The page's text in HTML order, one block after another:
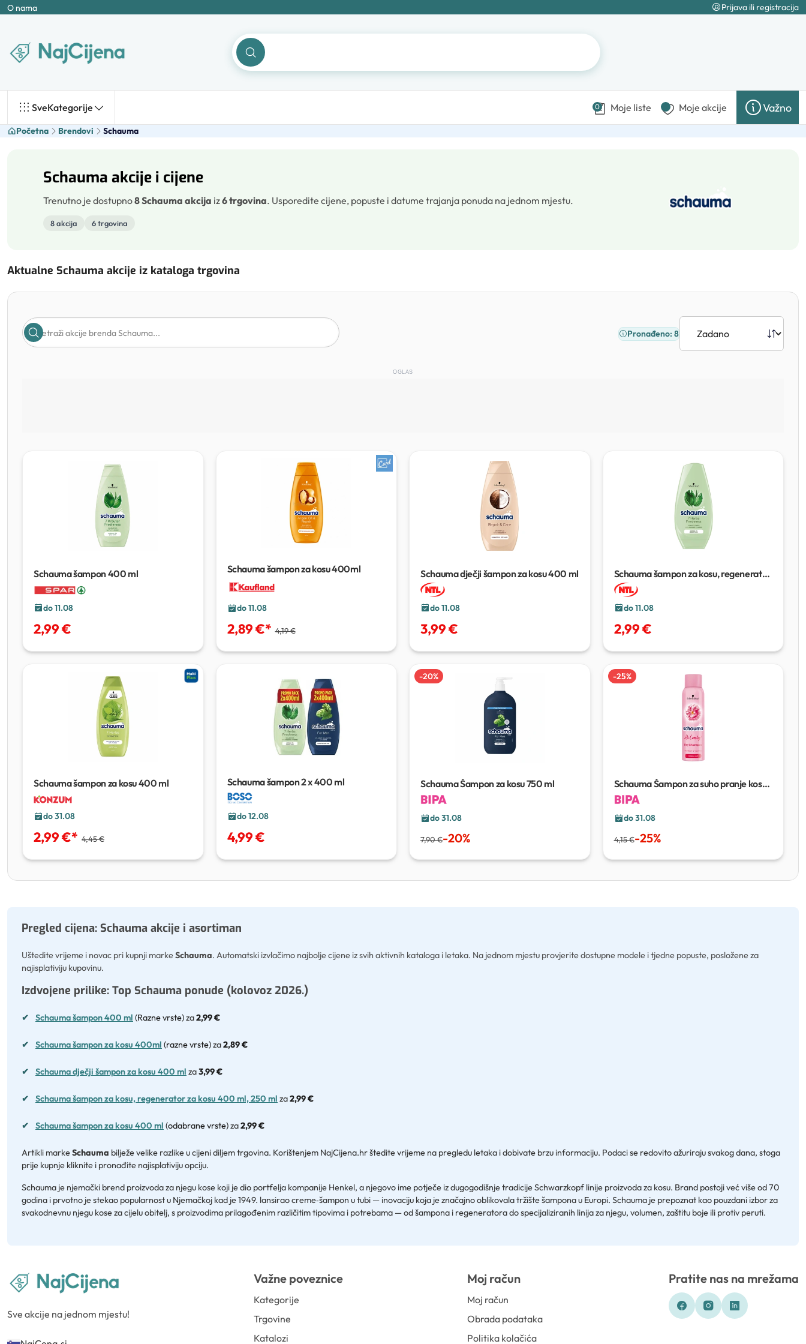
O nama Prijava ili registracija
SveKategorije 0 Moje liste Moje akcije Važno
Početna Brendovi Schauma
Schauma akcije i cijene
Trenutno je dostupno8 Schauma akcija iz6 trgovina. Usporedite cijene, popuste i datume trajanja ponuda na jednom mjestu.
8 akcija 6 trgovina
Aktualne Schauma akcije iz kataloga trgovina
Pronađeno: 8
OGLAS
Schauma šampon400 ml
do 11.08
2,99 €
Schauma šampon za kosu400ml
do 11.08
2,89 €* 4,19 €
Schauma dječji šampon za kosu400 ml
do 11.08
3,99 €
Schauma šampon za kosu, regenerator
za kosu
do 11.08
2,99 €
Schauma šampon za kosu400 ml
do 31.08
2,99 €* 4,45 €
Schauma šampon2 x 400 ml
do 12.08
4,99 €
-20%
Schauma Šampon za kosu750 ml
do 31.08
7,90 €-20%
-25%
Schauma Šampon za suho pranje kose
150 ml
do 31.08
4,15 €-25%
Pregled cijena: Schauma akcije i asortiman
Uštedite vrijeme i novac pri kupnji markeSchauma. Automatski izvlačimo najbolje cijene iz svih aktivnih kataloga i letaka. Na jednom mjestu provjerite dostupne modele i tjedne popuste, posložene za
najisplativiju kupovinu.
Izdvojene prilike: Top Schauma ponude (kolovoz 2026.)
✔ Schauma šampon 400 ml (Razne vrste)za2,99 €
✔ Schauma šampon za kosu 400ml (razne vrste)za2,89 €
✔ Schauma dječji šampon za kosu 400 ml za3,99 €
✔ Schauma šampon za kosu, regenerator za kosu 400 ml, 250 ml za2,99 €
✔ Schauma šampon za kosu 400 ml (odabrane vrste)za2,99 €
Artikli markeSchauma bilježe velike razlike u cijeni diljem trgovina. Korištenjem NajCijena.hr štedite vrijeme na pregledu letaka i dobivate brzu informaciju. Podaci se redovito ažuriraju svakog dana, stoga
prije kupnje kliknite i pronađite najisplativiju opciju.
Schauma je njemački brend proizvoda za njegu kose koji je dio portfelja kompanije Henkel, a njegovo ime potječe iz dugogodišnje tradicije Schwarzkopf linije proizvoda za kosu. Brand postoji već više od 70
godina i prvotno je stekao popularnost u Njemačkoj kad je 1949. lansirao creme‑šampon u tubi — inovaciju koja je značajno oblikovala tržište šampona u Europi. Schauma je prepoznat kao pouzdani izbor za
svakodnevnu njegu kose za cijelu obitelj, s proizvodima prilagođenim različitim tipovima i potrebama — od šampona i regeneratora do specijaliziranih linija za njegu, volumen, zaštitu boje ili protiv peruti.
Sve akcije na jednom mjestu!
Važne poveznice
Kategorije
Trgovine
Katalozi
Moj račun
Moj račun
Obrada podataka
Politika kolačića
Pratite nas na mrežama